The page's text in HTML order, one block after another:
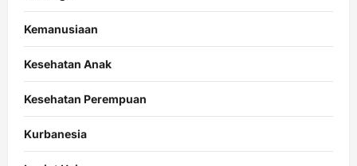
Kemanusiaan
Kesehatan Anak
Kesehatan Perempuan
Kurbanesia